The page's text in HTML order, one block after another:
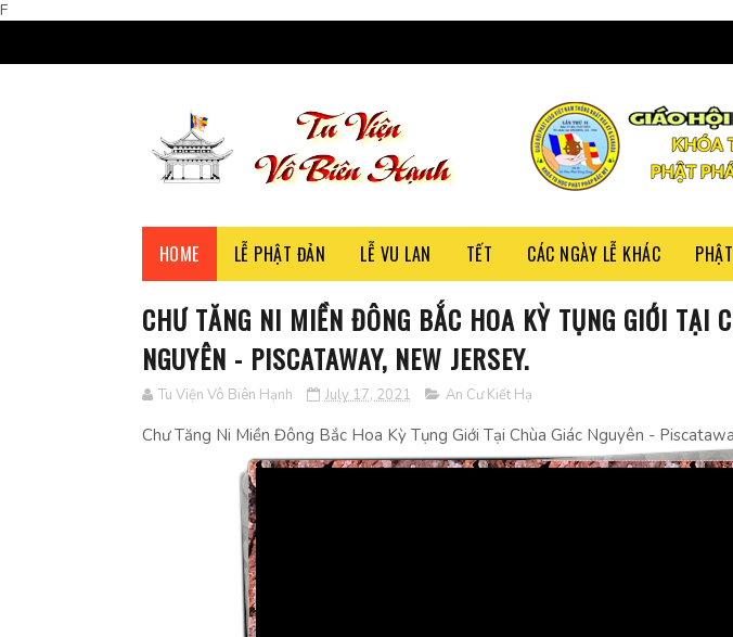
F
HOME LỄ PHẬT ĐẢN LỄ VU LAN TẾT CÁC NGÀY LỄ KHÁC
CHƯ TĂNG NI MIỀN ĐÔNG BẮC HOA KỲ TỤNG GIỚI TẠI
NGUYÊN - PISCATAWAY, NEW JERSEY.
Tu Viện Vô Biên Hạnh July 17, 2021 An Cư Kiết Hạ
Chư Tăng Ni Miền Đông Bắc Hoa Kỳ Tụng Giới Tại Chùa Giác Nguyên -